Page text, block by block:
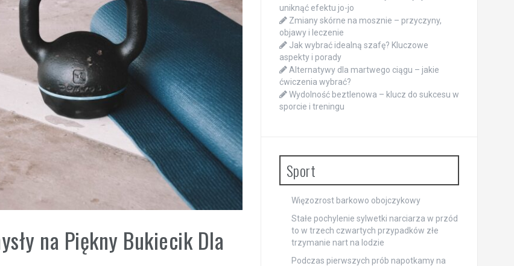
na Piękny Bukiecik Dla
uniknąć efektu jo-jo
Zmiany skórne na mosznie – przyczyny,
objawy i leczenie
Jak wybrać idealną szafę? Kluczowe
aspekty i porady
Alternatywy dla martwego ciągu – jakie
ćwiczenia wybrać?
Wydolność beztlenowa – klucz do sukcesu w
sporcie i treningu
Sport
Więzozrost barkowo obojczykowy
Stałe pochylenie sylwetki narciarza w przód
to w trzech czwartych przypadków złe
trzymanie nart na lodzie
Podczas pierwszych prób napotkamy na